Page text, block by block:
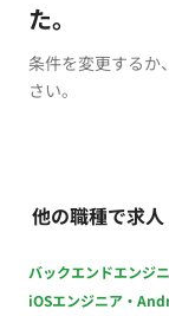
た。
条件を変更するか
さい。
他の職種で求
バックエンドエンジ
iOSエンジニア・